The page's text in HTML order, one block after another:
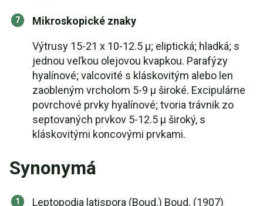
Mikroskopické znaky
Výtrusy 15-21 x 10-12.5 µ; eliptická; hladká; s
jednou veľkou olejovou kvapkou. Parafýzy
hyalínové; valcovité s kláskovitým alebo len
zaobleným vrcholom 5-9 µ široké. Excipulárne
povrchové prvky hyalínové; tvoria trávnik zo
septovaných prvkov 5-12.5 µ široký, s
kláskovitými koncovými prvkami.
Synonymá
Leptopodia latispora (Boud.) Boud. (1907)